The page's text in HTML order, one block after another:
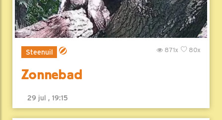
Steenuil 80x
871x
Zonnebad
29 jul , 19:15